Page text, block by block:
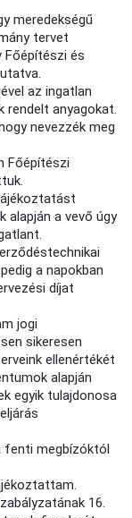
meredekségű
tervet
Főépítészi és
az ingatlan
rendelt anyagokat.
nevezzék meg
Főépítészi
a vevő úgy
a napokban
díjat
jogi
sikeresen
ellenértékét
alapján
egyik tulajdonosa
fenti megbízóktól
16.